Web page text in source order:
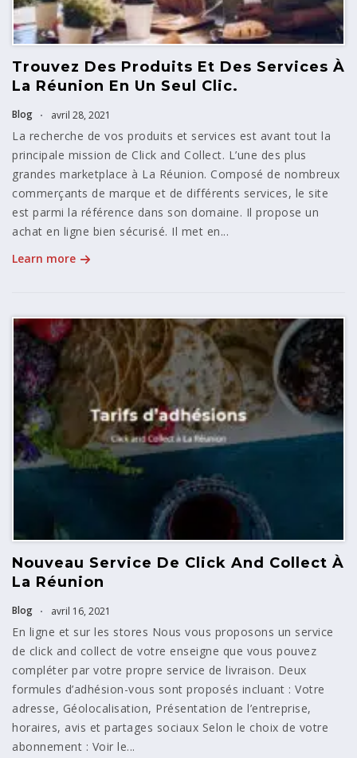
Trouvez Des Produits Et Des Services À
La Réunion En Un Seul Clic.
Blog avril 28, 2021
La recherche de vos produits et services est avant tout la
principale mission de Click and Collect. L’une des plus
grandes marketplace à La Réunion. Composé de nombreux
commerçants de marque et de différents services, le site
est parmi la référence dans son domaine. Il propose un
achat en ligne bien sécurisé. Il met en...
Learn more
Nouveau Service De Click And Collect À
La Réunion
Blog avril 16, 2021
En ligne et sur les stores Nous vous proposons un service
de click and collect de votre enseigne que vous pouvez
compléter par votre propre service de livraison. Deux
formules d’adhésion-vous sont proposés incluant : Votre
adresse, Géolocalisation, Présentation de l’entreprise,
horaires, avis et partages sociaux Selon le choix de votre
abonnement : Voir le...